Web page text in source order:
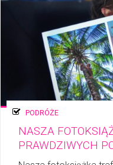
PODRÓŻE
NASZA
PRAWDZIWYCH